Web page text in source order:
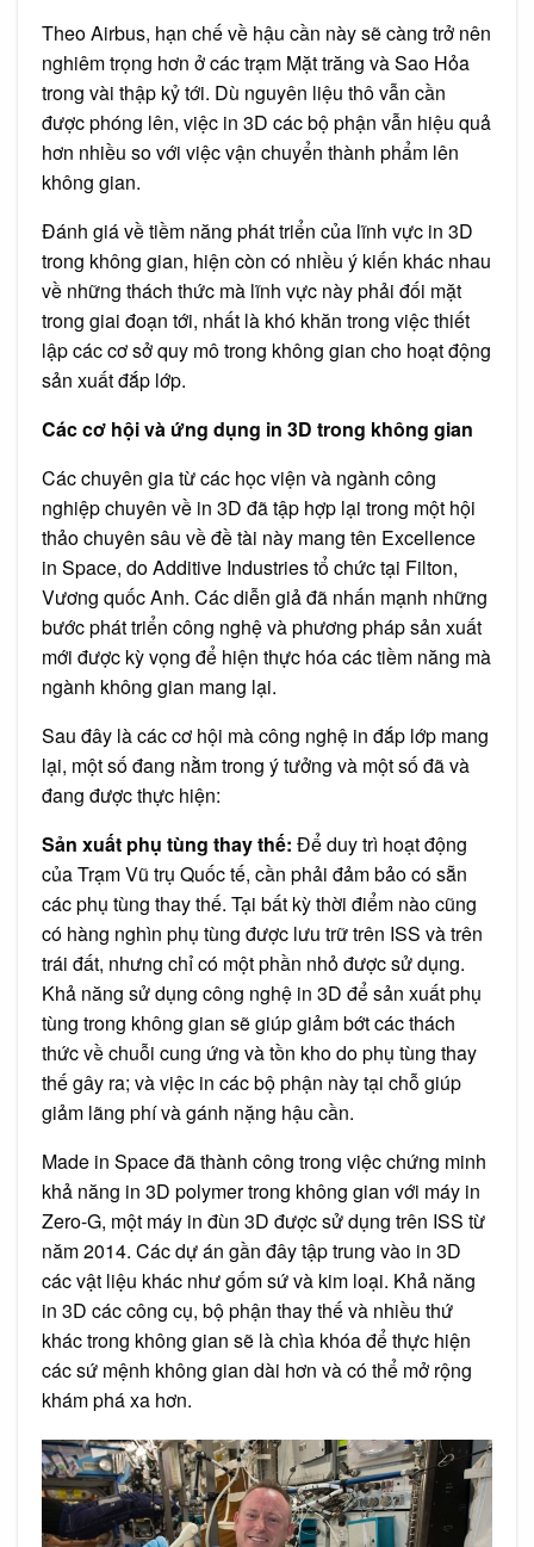
Theo Airbus, hạn chế về hậu cần này sẽ càng trở nên
nghiêm trọng hơn ở các trạm Mặt trăng và Sao Hỏa
trong vài thập kỷ tới. Dù nguyên liệu thô vẫn cần
được phóng lên, việc in 3D các bộ phận vẫn hiệu quả
hơn nhiều so với việc vận chuyển thành phẩm lên
không gian.
Đánh giá về tiềm năng phát triển của lĩnh vực in 3D
trong không gian, hiện còn có nhiều ý kiến khác nhau
về những thách thức mà lĩnh vực này phải đối mặt
trong giai đoạn tới, nhất là khó khăn trong việc thiết
lập các cơ sở quy mô trong không gian cho hoạt động
sản xuất đắp lớp.
Các cơ hội và ứng dụng in 3D trong không gian
Các chuyên gia từ các học viện và ngành công
nghiệp chuyên về in 3D đã tập hợp lại trong một hội
thảo chuyên sâu về đề tài này mang tên Excellence
in Space, do Additive Industries tổ chức tại Filton,
Vương quốc Anh. Các diễn giả đã nhấn mạnh những
bước phát triển công nghệ và phương pháp sản xuất
mới được kỳ vọng để hiện thực hóa các tiềm năng mà
ngành không gian mang lại.
Sau đây là các cơ hội mà công nghệ in đắp lớp mang
lại, một số đang nằm trong ý tưởng và một số đã và
đang được thực hiện:
Sản xuất phụ tùng thay thế: Để duy trì hoạt động
của Trạm Vũ trụ Quốc tế, cần phải đảm bảo có sẵn
các phụ tùng thay thế. Tại bất kỳ thời điểm nào cũng
có hàng nghìn phụ tùng được lưu trữ trên ISS và trên
trái đất, nhưng chỉ có một phần nhỏ được sử dụng.
Khả năng sử dụng công nghệ in 3D để sản xuất phụ
tùng trong không gian sẽ giúp giảm bớt các thách
thức về chuỗi cung ứng và tồn kho do phụ tùng thay
thế gây ra; và việc in các bộ phận này tại chỗ giúp
giảm lãng phí và gánh nặng hậu cần.
Made in Space đã thành công trong việc chứng minh
khả năng in 3D polymer trong không gian với máy in
Zero-G, một máy in đùn 3D được sử dụng trên ISS từ
năm 2014. Các dự án gần đây tập trung vào in 3D
các vật liệu khác như gốm sứ và kim loại. Khả năng
in 3D các công cụ, bộ phận thay thế và nhiều thứ
khác trong không gian sẽ là chìa khóa để thực hiện
các sứ mệnh không gian dài hơn và có thể mở rộng
khám phá xa hơn.